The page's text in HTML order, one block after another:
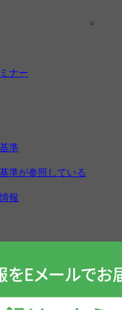
ナー
準
準が参照している
報